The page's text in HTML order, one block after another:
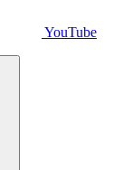
YouTube